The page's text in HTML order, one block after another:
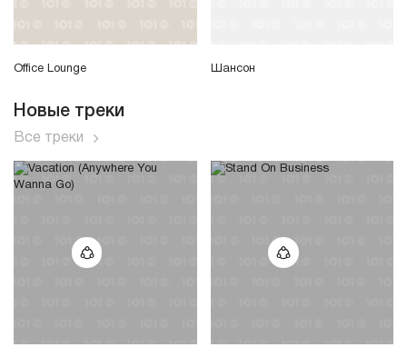
Office Lounge Шансон
Новые треки
Все треки